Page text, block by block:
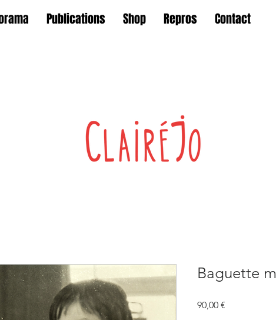
Publications Shop Repros Contact
Baguette
90,00 €